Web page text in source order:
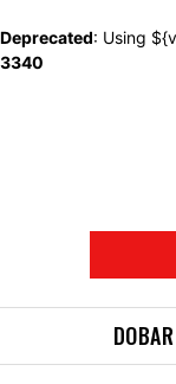
Deprecated: Using
3340
DOBAR